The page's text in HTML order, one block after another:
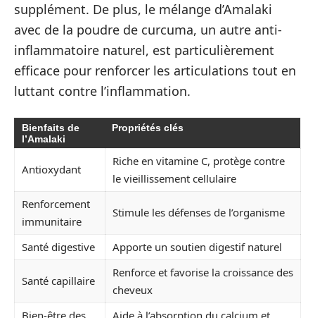
supplément. De plus, le mélange d’Amalaki
avec de la poudre de curcuma, un autre anti-
inflammatoire naturel, est particulièrement
efficace pour renforcer les articulations tout en
luttant contre l’inflammation.
Bienfaits de
l’Amalaki
Propriétés clés
Antioxydant
Riche en vitamine C, protège contre
le vieillissement cellulaire
Renforcement
immunitaire
Stimule les défenses de l’organisme
Santé digestive Apporte un soutien digestif naturel
Santé capillaire
Renforce et favorise la croissance des
cheveux
Bien-être des
Aide à l’absorption du calcium et